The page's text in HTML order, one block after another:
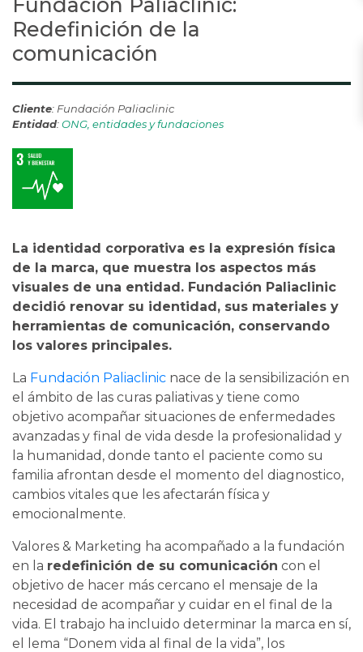
Redefinición de la
comunicación
Cliente: Fundación Paliaclinic
Entidad:ONG, entidades y fundaciones
La identidad corporativa es la expresión física
de la marca, que muestra los aspectos más
visuales de una entidad. Fundación Paliaclinic
decidió renovar su identidad, sus materiales y
herramientas de comunicación, conservando
los valores principales.
La Fundación Paliaclinic nace de la sensibilización en
el ámbito de las curas paliativas y tiene como
objetivo acompañar situaciones de enfermedades
avanzadas y final de vida desde la profesionalidad y
la humanidad, donde tanto el paciente como su
familia afrontan desde el momento del diagnostico,
cambios vitales que les afectarán física y
emocionalmente.
Valores & Marketing ha acompañado a la fundación
en la redefinición de su comunicación con el
objetivo de hacer más cercano el mensaje de la
necesidad de acompañar y cuidar en el final de la
vida. El trabajo ha incluido determinar la marca en sí,
el lema “Donem vida al final de la vida”, los